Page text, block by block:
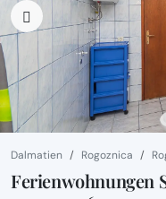
Dalmatien Rogoznica
Ferienwohnungen